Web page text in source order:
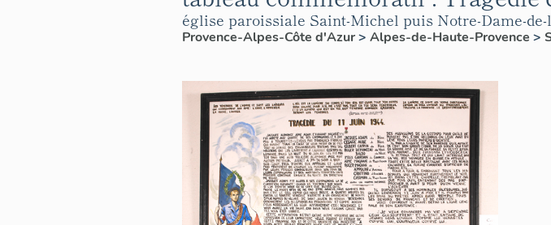
église paroissiale Saint-Michel puis Notre-Dame-
Provence-Alpes-Côte d'Azur> Alpes-de-Haute-Provence >